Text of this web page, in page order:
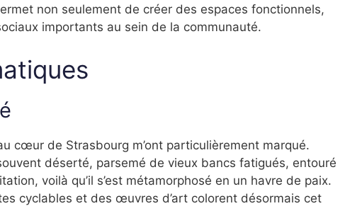
non seulement de créer des espaces fonctionnels,
importants au sein de la communauté.
cœur de Strasbourg m’ont particulièrement marqué.
déserté, parsemé de vieux bancs fatigués, entouré
voilà qu’il s’est métamorphosé en un havre de paix.
cyclables et des œuvres d’art colorent désormais cet